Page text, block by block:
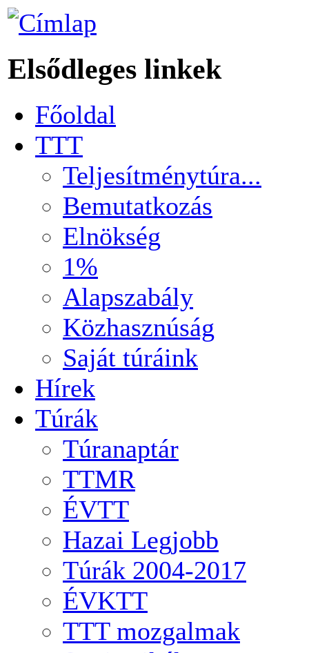
Elsődleges linkek
Főoldal
TTT
Teljesítménytúra...
Bemutatkozás
Elnökség
1%
Alapszabály
Közhasznúság
Saját túráink
Hírek
Túrák
Túranaptár
TTMR
ÉVTT
Hazai Legjobb
Túrák 2004-2017
ÉVKTT
TTT mozgalmak